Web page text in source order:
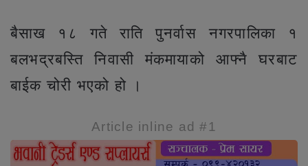
बैसाख १८ गते राति पुनर्वास नगरपालिका १
बलभद्रबस्ति निवासी मंकमायाको आफ्नै घरबाट
बाईक चोरी भएको हो ।
Article inline ad #1